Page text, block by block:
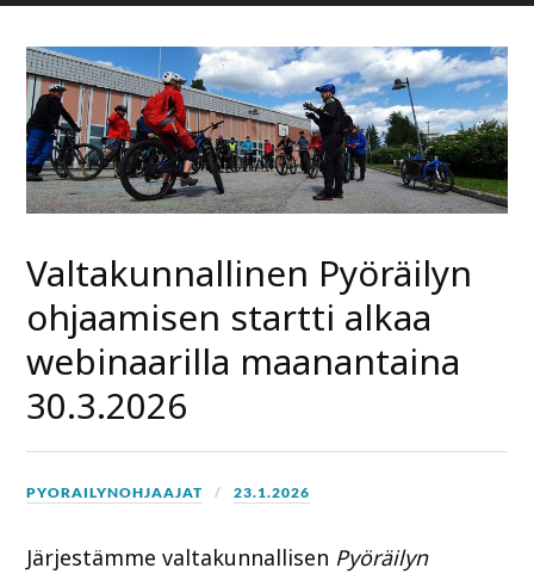
Valtakunnallinen Pyöräilyn
ohjaamisen startti alkaa
webinaarilla maanantaina
30.3.2026
PYORAILYNOHJAAJAT 23.1.2026
Järjestämme valtakunnallisen Pyöräilyn